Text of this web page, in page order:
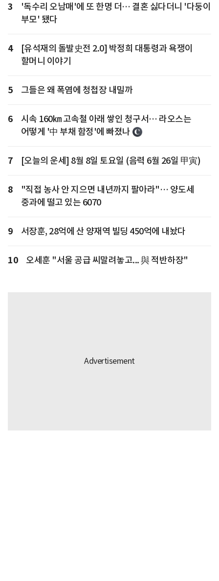
3
'독수리 오남매'에 또 한명 더… 결혼 싫다더니 '다둥이
부모' 됐다
4
[유석재의 돌발史전 2.0] 박정희 대통령과 욕쟁이
할머니 이야기
5 그들은 왜 폭염에 청첩장 내밀까
6
시속 160㎞ 고속철 아래 쌓인 청구서… 라오스는
어떻게 '中 부채 함정'에 빠졌나
7 [오늘의 운세] 8월 8일 토요일 (음력 6월 26일 甲寅)
8
"직접 농사 안 지으면 내년까지 팔아라"… 양도세
중과에 떨고 있는 6070
9 서장훈, 28억에 산 양재역 빌딩 450억에 내놨다
10 오세훈 "서울 공급 씨말려놓고... 與 적반하장"